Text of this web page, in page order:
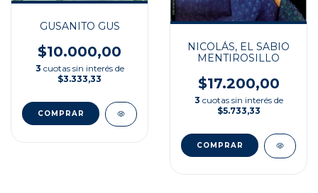
GUSANITO GUS
$10.000,00
3 cuotas sin interés de
$3.333,33
NICOLÁS, EL SABIO
MENTIROSILLO
$17.200,00
3 cuotas sin interés de
$5.733,33